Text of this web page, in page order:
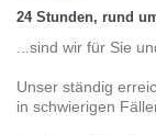
24 Stunden, rund
...sind wir für Sie
Unser ständig
in schwierigen